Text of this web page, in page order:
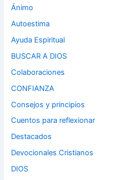
Ánimo
Autoestima
Ayuda Espiritual
BUSCAR A DIOS
Colaboraciones
CONFIANZA
Consejos y principios
Cuentos para reflexionar
Destacados
Devocionales Cristianos
DIOS